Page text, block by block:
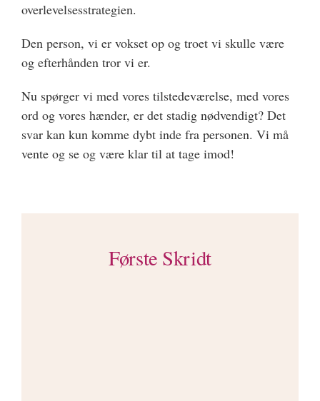
overlevelsesstrategien.
Den person, vi er vokset op og troet vi skulle være
og efterhånden tror vi er.
Nu spørger vi med vores tilstedeværelse, med vores
ord og vores hænder, er det stadig nødvendigt? Det
svar kan kun komme dybt inde fra personen. Vi må
vente og se og være klar til at tage imod!
Første Skridt